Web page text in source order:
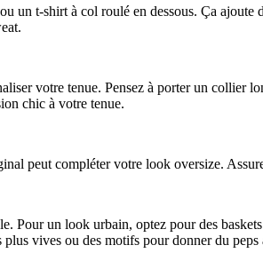
un t-shirt à col roulé en dessous. Ça
votre tenue. Pensez à porter un collier
chic à votre tenue.
peut compléter votre look oversize.
Pour un look urbain, optez pour des
plus vives ou des motifs pour donner du